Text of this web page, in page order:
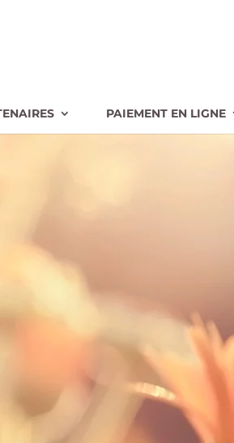
PAIEMENT EN LIGNE